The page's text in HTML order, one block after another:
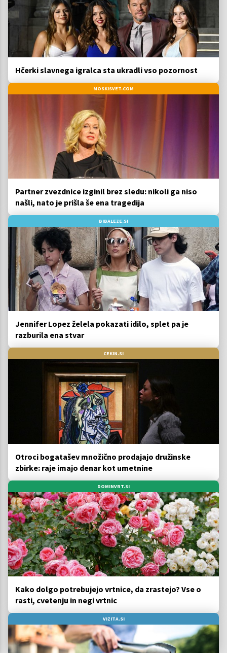
Hčerki slavnega igralca sta ukradli vso pozornost
MOSKISVET.COM
Partner zvezdnice izginil brez sledu: nikoli ga niso
našli, nato je prišla še ena tragedija
BIBALEZE.SI
Jennifer Lopez želela pokazati idilo, splet pa je
razburila ena stvar
CEKIN.SI
Otroci bogatašev množično prodajajo družinske
zbirke: raje imajo denar kot umetnine
DOMINVRT.SI
Kako dolgo potrebujejo vrtnice, da zrastejo? Vse o
rasti, cvetenju in negi vrtnic
VIZITA.SI